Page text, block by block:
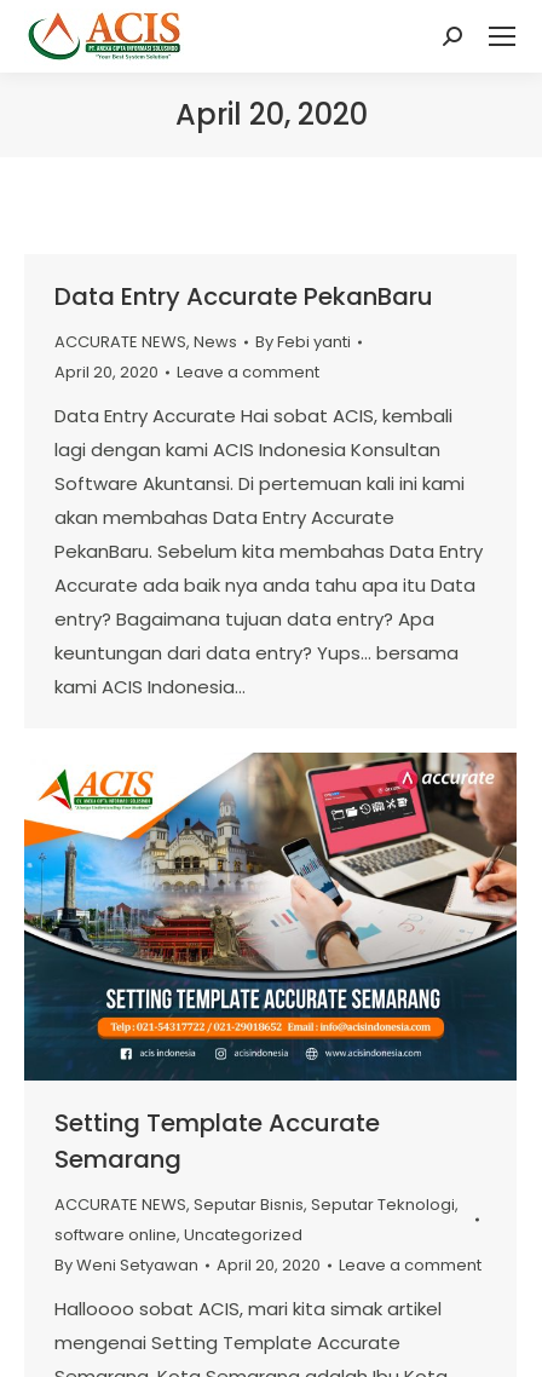
Search:
April 20, 2020
Data Entry Accurate PekanBaru
ACCURATE NEWS, News ByFebi yanti
April 20, 2020
Leave a comment
Data Entry Accurate Hai sobat ACIS, kembali
lagi dengan kami ACIS Indonesia Konsultan
Software Akuntansi. Di pertemuan kali ini kami
akan membahas Data Entry Accurate
PekanBaru. Sebelum kita membahas Data Entry
Accurate ada baik nya anda tahu apa itu Data
entry? Bagaimana tujuan data entry? Apa
keuntungan dari data entry? Yups… bersama
kami ACIS Indonesia…
Setting Template Accurate
Semarang
ACCURATE NEWS, Seputar Bisnis, Seputar Teknologi,
software online, Uncategorized
ByWeni Setyawan April 20, 2020 Leave a comment
Halloooo sobat ACIS, mari kita simak artikel
mengenai Setting Template Accurate